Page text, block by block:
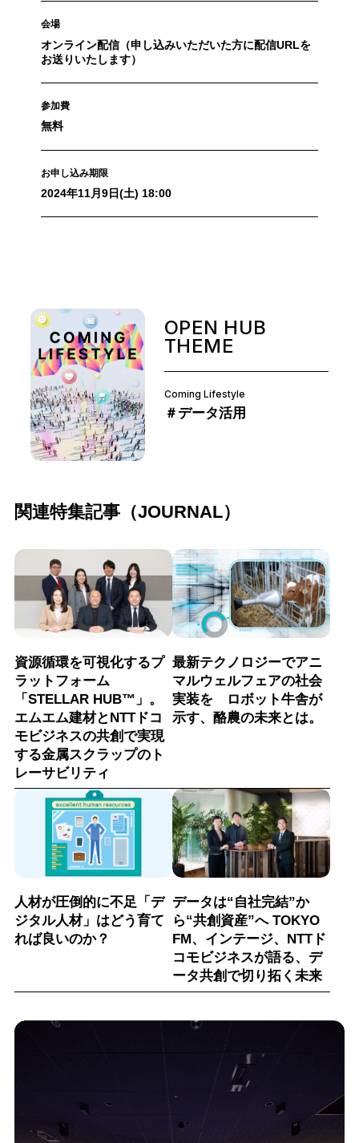
会場
オンライン配信（申し込みいただいた方に配信URLを
お送りいたします）
参加費
無料
お申し込み期限
2024年11月9日(土) 18:00
OPEN HUB
THEME
Coming Lifestyle
＃データ活用
関連特集記事（JOURNAL）
資源循環を可視化するプ
ラットフォーム
「STELLAR HUB™」。
エムエム建材とNTTドコ
モビジネスの共創で実現
する金属スクラップのト
レーサビリティ
最新テクノロジーでアニ
マルウェルフェアの社会
実装を ロボット牛舎が
示す、酪農の未来とは。
人材が圧倒的に不足「デ
ジタル人材」はどう育て
れば良いのか？
データは“自社完結”か
ら“共創資産”へ TOKYO
FM、インテージ、NTTド
コモビジネスが語る、デ
ータ共創で切り拓く未来